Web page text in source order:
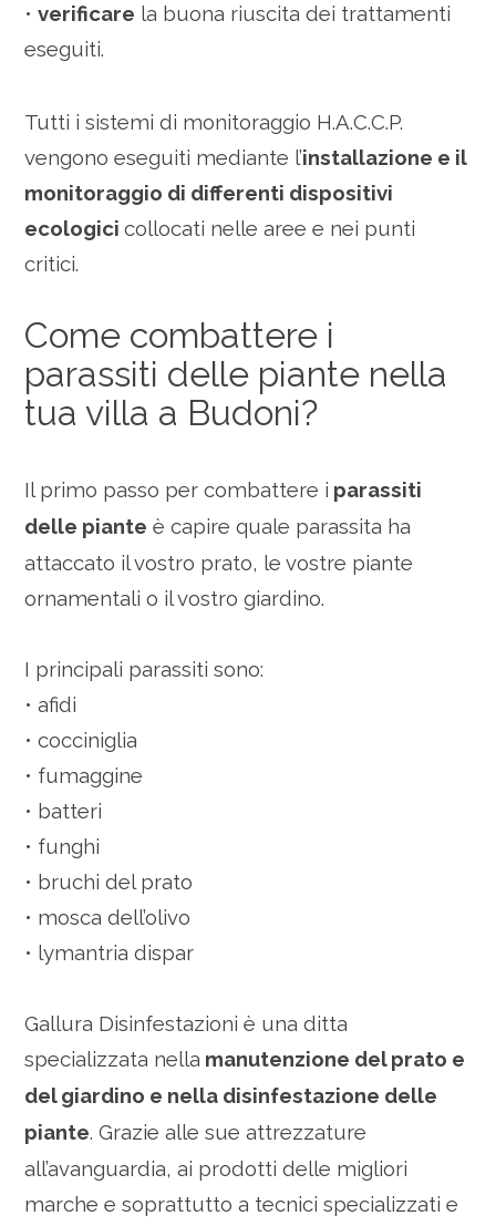
•verificare la buona riuscita dei trattamenti
eseguiti.
Tutti i sistemi di monitoraggio H.A.C.C.P.
vengono eseguiti mediante l’installazione e il
monitoraggio di differenti dispositivi
ecologicicollocati nelle aree e nei punti
critici.
Come combattere i
parassiti delle piante nella
tua villa a Budoni?
Il primo passo per combattere i parassiti
delle piante è capire quale parassita ha
attaccato il vostro prato, le vostre piante
ornamentali o il vostro giardino.
I principali parassiti sono:
• afidi
• cocciniglia
• fumaggine
• batteri
• funghi
• bruchi del prato
• mosca dell’olivo
• lymantria dispar
Gallura Disinfestazioni è una ditta
specializzata nella manutenzione del prato e
del giardino e nella disinfestazione delle
piante. Grazie alle sue attrezzature
all’avanguardia, ai prodotti delle migliori
marche e soprattutto a tecnici specializzati e